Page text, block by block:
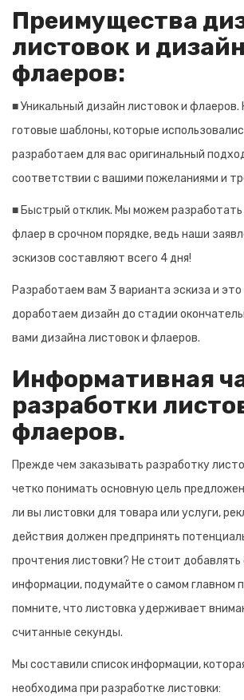
Преимущества
листовок и
флаеров:
■ Уникальный дизайн листовок и
готовые шаблоны, которые
разработаем для вас оригинальный
соответствии с вашими пожеланиями и
■ Быстрый отклик. Мы можем разработать
флаер в срочном порядке, ведь наши
эскизов составляют всего 4 дня!
Разработаем вам 3 варианта эскиза и
доработаем дизайн до стадии
вами дизайна листовок и флаеров.
Информативная
разработки
флаеров.
Прежде чем заказывать разработку
четко понимать основную цель
ли вы листовки для товара или услуги,
действия должен предпринять
прочтения листовки? Не стоит
информации, подумайте о самом главном
помните, что листовка удерживает
считанные секунды.
Мы составили список информации,
необходима при разработке листовки: